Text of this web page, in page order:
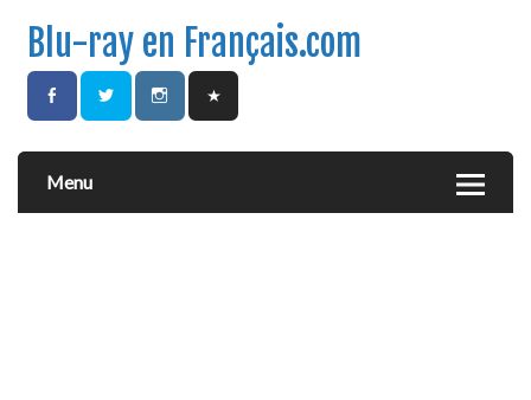
Blu-ray en Français.com
Menu